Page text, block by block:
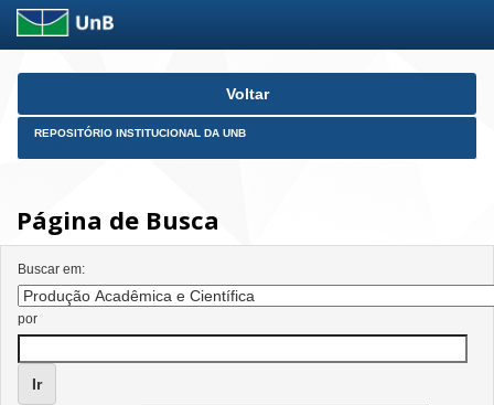
Skip
Voltar
REPOSITÓRIO INSTITUCIONAL DA UNB
Página de Busca
Buscar em:
por